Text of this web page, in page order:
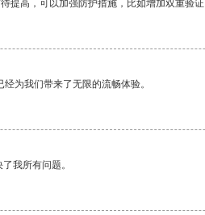
提高，可以加强防护措施，比如增加双重验
为我们带来了无限的流畅体验。
我所有问题。